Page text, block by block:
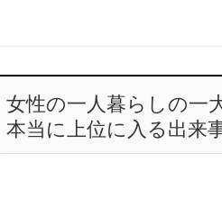
女性の一人暮らしの一
本当に上位に入る出来